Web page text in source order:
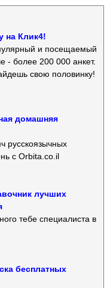
на Клик4!
и посещаемый
- более 200 000 анкет.
свою половинку!
домашняя
русскоязычных
с Orbita.co.il
лучших
тебе специалиста в
бесплатных